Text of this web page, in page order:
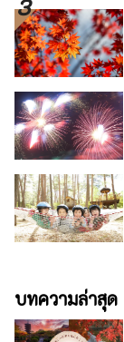
บทความล่าสุด